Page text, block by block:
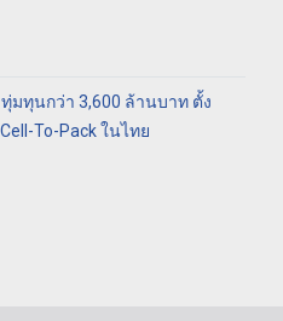
ทุ่มทุนกว่า 3,600 ล้านบาท ตั้ง
To-Pack ในไทย